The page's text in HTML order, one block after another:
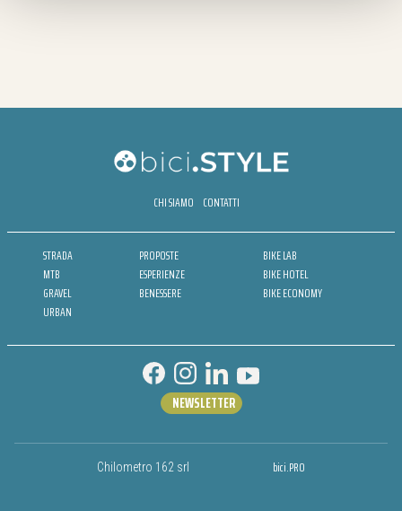
CHI SIAMO CONTATTI
STRADA
MTB
GRAVEL
URBAN
PROPOSTE
ESPERIENZE
BENESSERE
BIKE LAB
BIKE HOTEL
BIKE ECONOMY
Chilometro 162 srl bici.PRO
NEWSLETTER